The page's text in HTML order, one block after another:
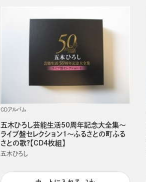
CDアルバム
五木ひろし芸能生活50周年記念大全集～
ライブ盤セレクション1～ふるさとの町ふる
さとの歌?【CD4枚組】
五木ひろし